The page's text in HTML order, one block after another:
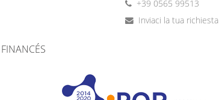
+39 0565 99513
Inviaci la tua richiesta
FINANCÉS